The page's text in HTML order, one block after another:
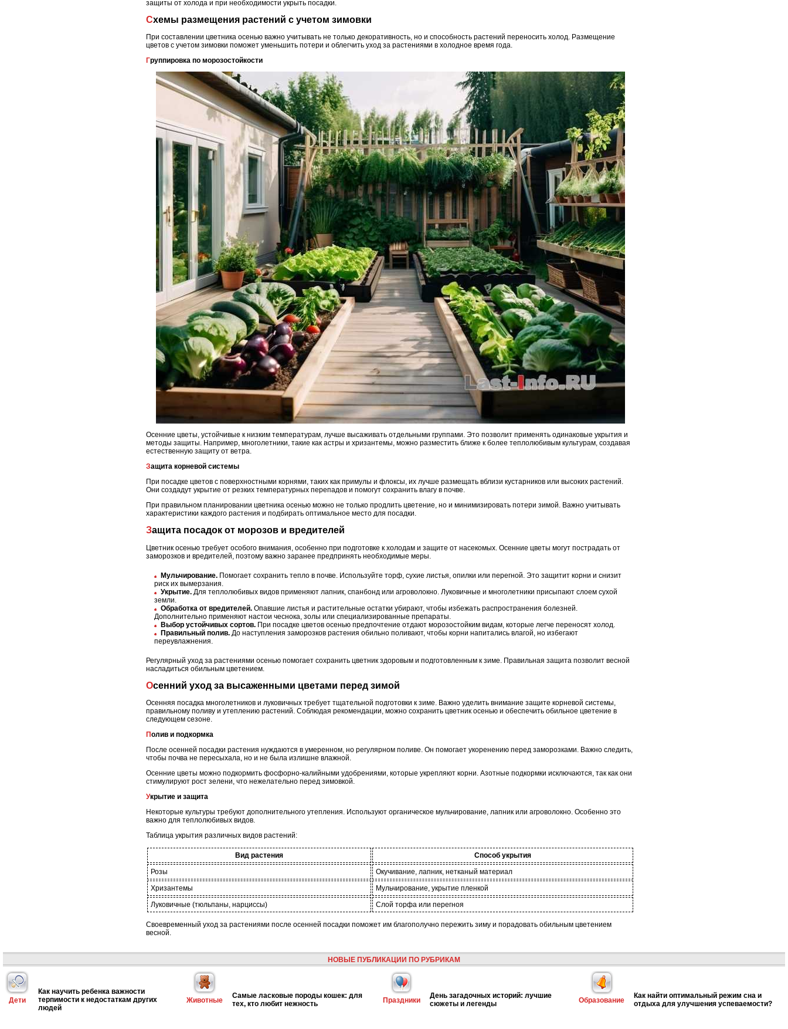
защиты от холода и при необходимости укрыть посадки.
Схемы размещения растений с учетом зимовки
При составлении цветника осенью важно учитывать не только декоративность, но и способность растений переносить холод. Размещение
цветов с учетом зимовки поможет уменьшить потери и облегчить уход за растениями в холодное время года.
Группировка по морозостойкости
Осенние цветы, устойчивые к низким температурам, лучше высаживать отдельными группами. Это позволит применять одинаковые укрытия и
методы защиты. Например, многолетники, такие как астры и хризантемы, можно разместить ближе к более теплолюбивым культурам, создавая
естественную защиту от ветра.
Защита корневой системы
При посадке цветов с поверхностными корнями, таких как примулы и флоксы, их лучше размещать вблизи кустарников или высоких растений.
Они создадут укрытие от резких температурных перепадов и помогут сохранить влагу в почве.
При правильном планировании цветника осенью можно не только продлить цветение, но и минимизировать потери зимой. Важно учитывать
характеристики каждого растения и подбирать оптимальное место для посадки.
Защита посадок от морозов и вредителей
Цветник осенью требует особого внимания, особенно при подготовке к холодам и защите от насекомых. Осенние цветы могут пострадать от
заморозков и вредителей, поэтому важно заранее предпринять необходимые меры.
Мульчирование. Помогает сохранить тепло в почве. Используйте торф, сухие листья, опилки или перегной. Это защитит корни и снизит
риск их вымерзания.
Укрытие. Для теплолюбивых видов применяют лапник, спанбонд или агроволокно. Луковичные и многолетники присыпают слоем сухой
земли.
Обработка от вредителей. Опавшие листья и растительные остатки убирают, чтобы избежать распространения болезней.
Дополнительно применяют настои чеснока, золы или специализированные препараты.
Выбор устойчивых сортов. При посадке цветов осенью предпочтение отдают морозостойким видам, которые легче переносят холод.
Правильный полив. До наступления заморозков растения обильно поливают, чтобы корни напитались влагой, но избегают
переувлажнения.
Регулярный уход за растениями осенью помогает сохранить цветник здоровым и подготовленным к зиме. Правильная защита позволит весной
насладиться обильным цветением.
Осенний уход за высаженными цветами перед зимой
Осенняя посадка многолетников и луковичных требует тщательной подготовки к зиме. Важно уделить внимание защите корневой системы,
правильному поливу и утеплению растений. Соблюдая рекомендации, можно сохранить цветник осенью и обеспечить обильное цветение в
следующем сезоне.
Полив и подкормка
После осенней посадки растения нуждаются в умеренном, но регулярном поливе. Он помогает укоренению перед заморозками. Важно следить,
чтобы почва не пересыхала, но и не была излишне влажной.
Осенние цветы можно подкормить фосфорно-калийными удобрениями, которые укрепляют корни. Азотные подкормки исключаются, так как они
стимулируют рост зелени, что нежелательно перед зимовкой.
Укрытие и защита
Некоторые культуры требуют дополнительного утепления. Используют органическое мульчирование, лапник или агроволокно. Особенно это
важно для теплолюбивых видов.
Таблица укрытия различных видов растений:
Вид растения
Способ укрытия
Розы
Окучивание, лапник, нетканый материал
Хризантемы
Мульчирование, укрытие пленкой
Луковичные (тюльпаны, нарциссы)
Слой торфа или перегноя
Своевременный уход за растениями после осенней посадки поможет им благополучно пережить зиму и порадовать обильным цветением
весной.
НОВЫЕ ПУБЛИКАЦИИ ПО РУБРИКАМ
Дети
Как научить ребенка важности
терпимости к недостаткам других
людей
Животные
Самые ласковые породы кошек: для
тех, кто любит нежность
Праздники
День загадочных историй: лучшие
сюжеты и легенды
Образование
Как найти оптимальный режим сна и
отдыха для улучшения успеваемости?